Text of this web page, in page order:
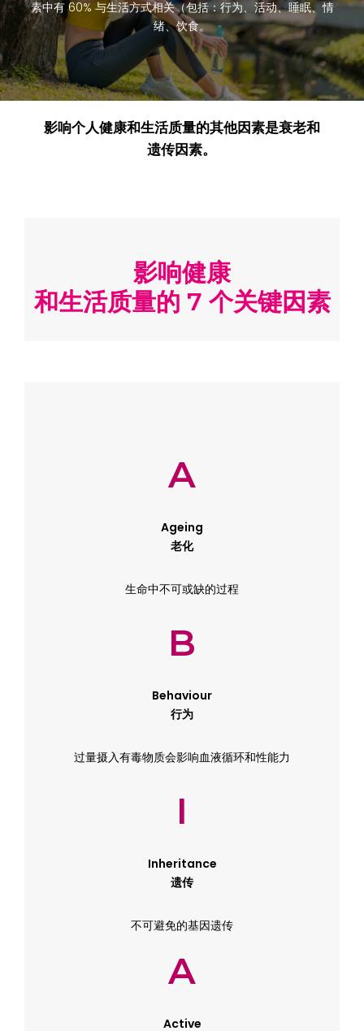
素中有 60% 与生活方式相关（包括：行为、活动、睡眠、情
绪、饮食。
影响个人健康和生活质量的其他因素是衰老和
遗传因素。
影响健康
和生活质量的 7 个关键因素
A
Ageing
老化
生命中不可或缺的过程
B
Behaviour
行为
过量摄入有毒物质会影响血液循环和性能力
I
Inheritance
遗传
不可避免的基因遗传
A
Active